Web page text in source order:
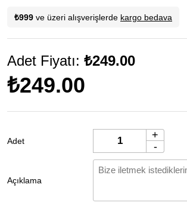
₺999 ve üzeri alışverişlerde kargo bedava
Adet Fiyatı: ₺249.00
₺249.00
Adet
+
-
Açıklama